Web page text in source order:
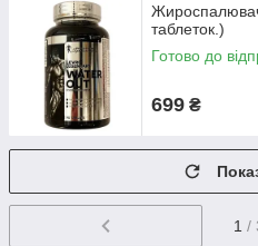
таблеток.)
Готово до
699 ₴
1 /